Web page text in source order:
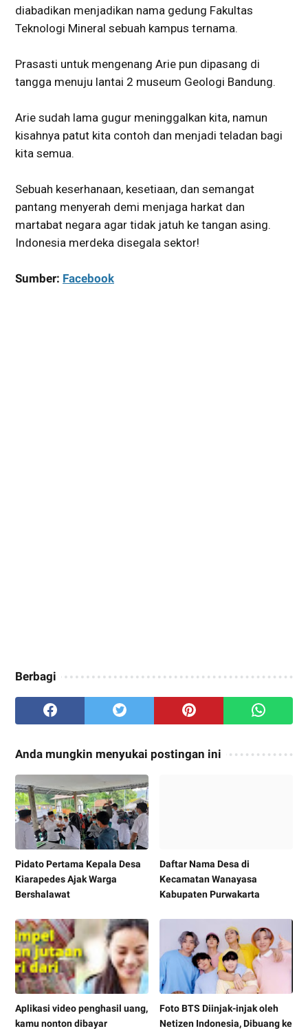
diabadikan menjadikan nama gedung Fakultas
Teknologi Mineral sebuah kampus ternama.
Prasasti untuk mengenang Arie pun dipasang di
tangga menuju lantai 2 museum Geologi Bandung.
Arie sudah lama gugur meninggalkan kita, namun
kisahnya patut kita contoh dan menjadi teladan bagi
kita semua.
Sebuah keserhanaan, kesetiaan, dan semangat
pantang menyerah demi menjaga harkat dan
martabat negara agar tidak jatuh ke tangan asing.
Indonesia merdeka disegala sektor!
Sumber: Facebook
Berbagi
Anda mungkin menyukai postingan ini
Pidato Pertama Kepala Desa
Kiarapedes Ajak Warga
Bershalawat
Daftar Nama Desa di
Kecamatan Wanayasa
Kabupaten Purwakarta
Aplikasi video penghasil uang,
kamu nonton dibayar
Foto BTS Diinjak-injak oleh
Netizen Indonesia, Dibuang ke